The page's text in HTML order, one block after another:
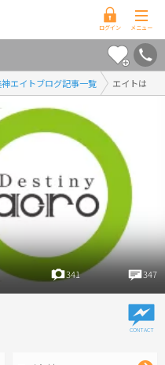
エイトブログ記事一覧 エイトは
341 347